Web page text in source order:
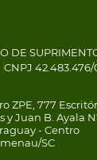
DE
CNPJ
ZPE, 777
y Juan B. Ayala
- Centro
SC